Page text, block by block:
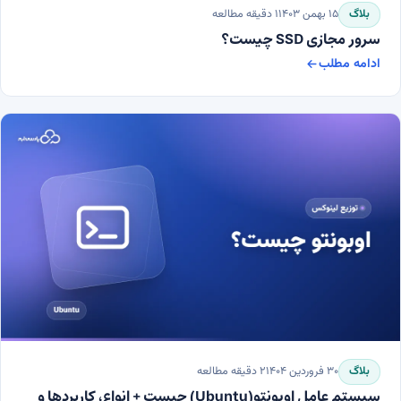
بلاگ ۱۵ بهمن ۱۴۰۳ ۱دقیقه مطالعه
سرور مجازی SSD چیست؟
ادامه مطلب
سرور مجازی SSD چیست؟
بلاگ ۳۰ فروردین ۱۴۰۴ ۲دقیقه مطالعه